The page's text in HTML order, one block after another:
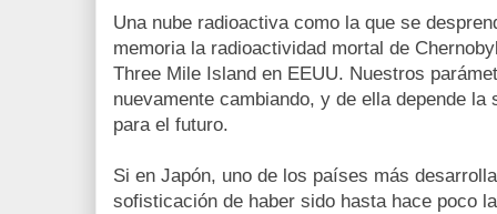
Una nube radioactiva como la que se
memoria la radioactividad mortal de
Three Mile Island en EEUU. Nuestros
nuevamente cambiando, y de ella depende
para el futuro.
Si en Japón, uno de los países más
sofisticación de haber sido hasta hace poco